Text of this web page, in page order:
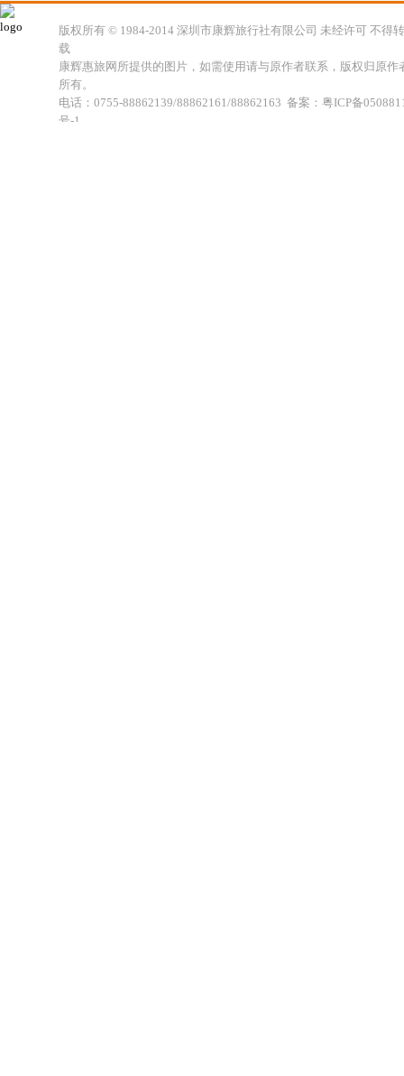
版权所有 © 1984-2014 深圳市康辉旅行社有限公司 未经许可 不得转
载
康辉惠旅网所提供的图片，如需使用请与原作者联系，版权归原作
所有。
电话：0755-88862139/88862161/88862163 备案：粤ICP备
号-1